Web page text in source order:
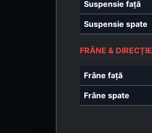
Suspensie față
Suspensie spate
FRÂNE & DIRECȚIE
Frâne față
Frâne spate